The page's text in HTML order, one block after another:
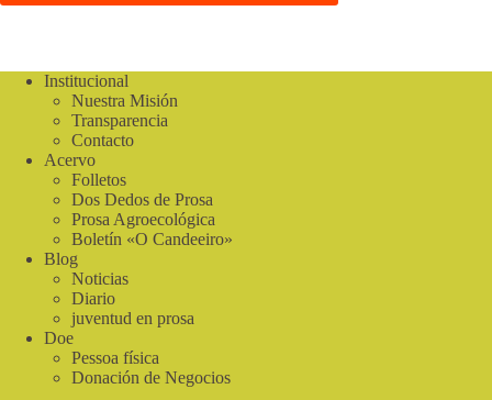
Institucional
Nuestra Misión
Transparencia
Contacto
Acervo
Folletos
Dos Dedos de Prosa
Prosa Agroecológica
Boletín «O Candeeiro»
Blog
Noticias
Diario
juventud en prosa
Doe
Pessoa física
Donación de Negocios